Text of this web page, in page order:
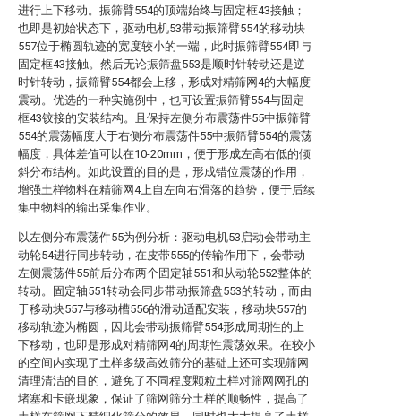
进行上下移动。振筛臂554的顶端始终与固定框43接触；
也即是初始状态下，驱动电机53带动振筛臂554的移动块
557位于椭圆轨迹的宽度较小的一端，此时振筛臂554即与
固定框43接触。然后无论振筛盘553是顺时针转动还是逆
时针转动，振筛臂554都会上移，形成对精筛网4的大幅度
震动。优选的一种实施例中，也可设置振筛臂554与固定
框43铰接的安装结构。且保持左侧分布震荡件55中振筛臂
554的震荡幅度大于右侧分布震荡件55中振筛臂554的震荡
幅度，具体差值可以在10-20mm，便于形成左高右低的倾
斜分布结构。如此设置的目的是，形成错位震荡的作用，
增强土样物料在精筛网4上自左向右滑落的趋势，便于后续
集中物料的输出采集作业。
以左侧分布震荡件55为例分析：驱动电机53启动会带动主
动轮54进行同步转动，在皮带555的传输作用下，会带动
左侧震荡件55前后分布两个固定轴551和从动轮552整体的
转动。固定轴551转动会同步带动振筛盘553的转动，而由
于移动块557与移动槽556的滑动适配安装，移动块557的
移动轨迹为椭圆，因此会带动振筛臂554形成周期性的上
下移动，也即是形成对精筛网4的周期性震荡效果。在较小
的空间内实现了土样多级高效筛分的基础上还可实现筛网
清理清洁的目的，避免了不同程度颗粒土样对筛网网孔的
堵塞和卡嵌现象，保证了筛网筛分土样的顺畅性，提高了